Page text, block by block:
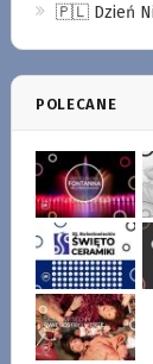
🇵🇱 Dzień
POLECANE